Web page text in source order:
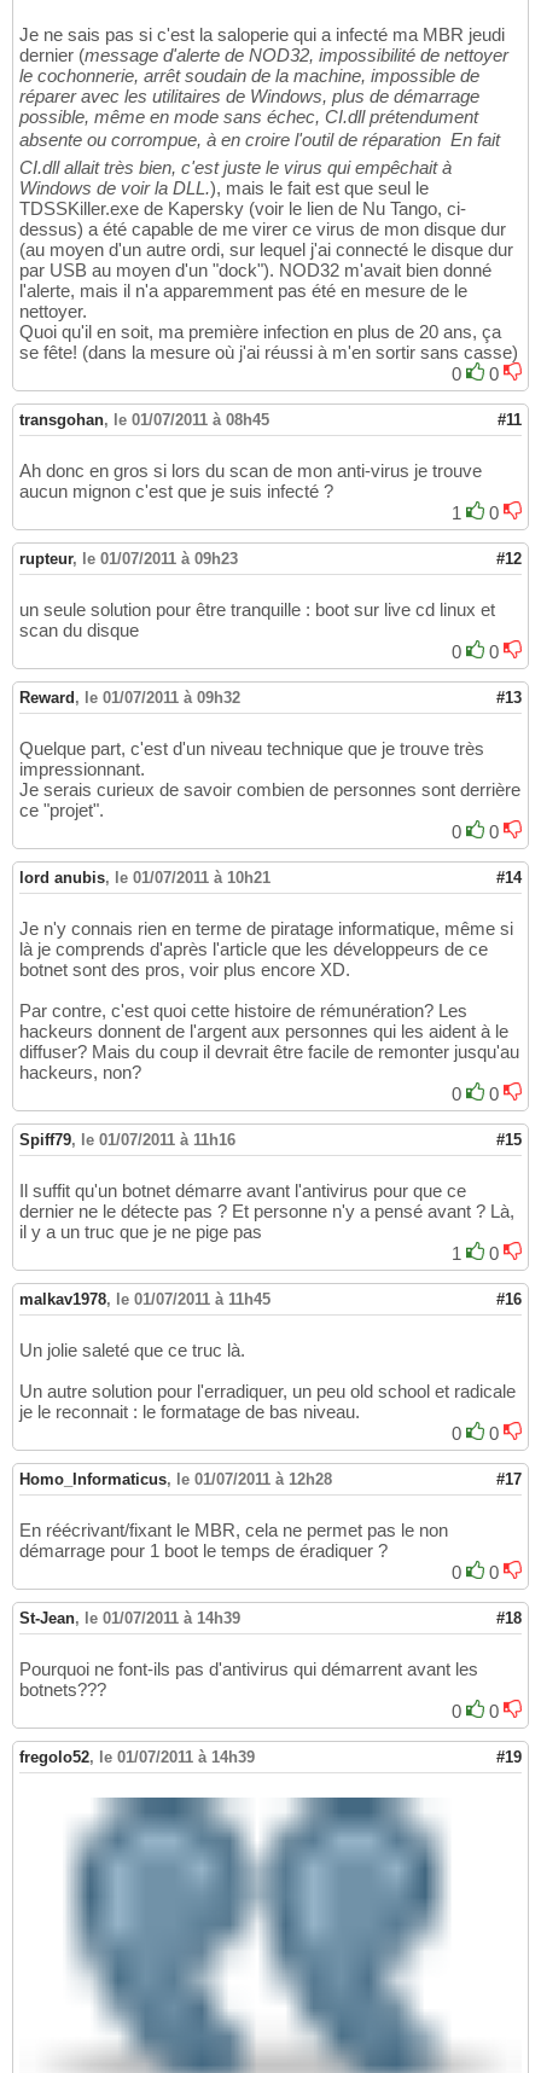
Je ne sais pas si c'est la saloperie qui a infecté ma MBR jeudi
dernier (message d'alerte de NOD32, impossibilité de nettoyer
le cochonnerie, arrêt soudain de la machine, impossible de
réparer avec les utilitaires de Windows, plus de démarrage
possible, même en mode sans échec, CI.dll prétendument
absente ou corrompue, à en croire l'outil de réparation  En fait
CI.dll allait très bien, c'est juste le virus qui empêchait à
Windows de voir la DLL.), mais le fait est que seul le
TDSSKiller.exe de Kapersky (voir le lien de Nu Tango, ci-
dessus) a été capable de me virer ce virus de mon disque dur
(au moyen d'un autre ordi, sur lequel j'ai connecté le disque dur
par USB au moyen d'un "dock"). NOD32 m'avait bien donné
l'alerte, mais il n'a apparemment pas été en mesure de le
nettoyer.
Quoi qu'il en soit, ma première infection en plus de 20 ans, ça
se fête! (dans la mesure où j'ai réussi à m'en sortir sans casse)
0
0
transgohan, le 01/07/2011 à 08h45 #11
Ah donc en gros si lors du scan de mon anti-virus je trouve
aucun mignon c'est que je suis infecté ?
1
0
rupteur, le 01/07/2011 à 09h23 #12
un seule solution pour être tranquille : boot sur live cd linux et
scan du disque
0
0
Reward , le 01/07/2011 à 09h32 #13
Quelque part, c'est d'un niveau technique que je trouve très
impressionnant.
Je serais curieux de savoir combien de personnes sont derrière
ce "projet".
0
0
lord anubis, le 01/07/2011 à 10h21 #14
Je n'y connais rien en terme de piratage informatique, même si
là je comprends d'après l'article que les développeurs de ce
botnet sont des pros, voir plus encore XD.
Par contre, c'est quoi cette histoire de rémunération? Les
hackeurs donnent de l'argent aux personnes qui les aident à le
diffuser? Mais du coup il devrait être facile de remonter jusqu'au
hackeurs, non?
0
0
Spiff79, le 01/07/2011 à 11h16 #15
Il suffit qu'un botnet démarre avant l'antivirus pour que ce
dernier ne le détecte pas ? Et personne n'y a pensé avant ? Là,
il y a un truc que je ne pige pas
1
0
malkav1978, le 01/07/2011 à 11h45 #16
Un jolie saleté que ce truc là.
Un autre solution pour l'erradiquer, un peu old school et radicale
je le reconnait : le formatage de bas niveau.
0
0
Homo_Informaticus, le 01/07/2011 à 12h28 #17
En réécrivant/fixant le MBR, cela ne permet pas le non
démarrage pour 1 boot le temps de éradiquer ?
0
0
St-Jean, le 01/07/2011 à 14h39 #18
Pourquoi ne font-ils pas d'antivirus qui démarrent avant les
botnets???
0
0
fregolo52, le 01/07/2011 à 14h39 #19